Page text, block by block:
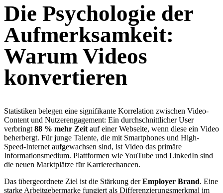
Die Psychologie der
Aufmerksamkeit:
Warum Videos
konvertieren
Statistiken belegen eine signifikante Korrelation zwischen Video-
Content und Nutzerengagement: Ein durchschnittlicher User
verbringt 88 % mehr Zeit auf einer Webseite, wenn diese ein Video
beherbergt. Für junge Talente, die mit Smartphones und High-
Speed-Internet aufgewachsen sind, ist Video das primäre
Informationsmedium. Plattformen wie YouTube und LinkedIn sind
die neuen Marktplätze für Karrierechancen.
Das übergeordnete Ziel ist die Stärkung derEmployer Brand. Eine
starke Arbeitgebermarke fungiert als Differenzierungsmerkmal im